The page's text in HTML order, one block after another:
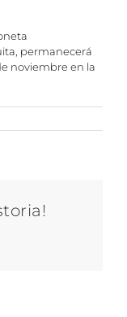
permanecerá
noviembre en la